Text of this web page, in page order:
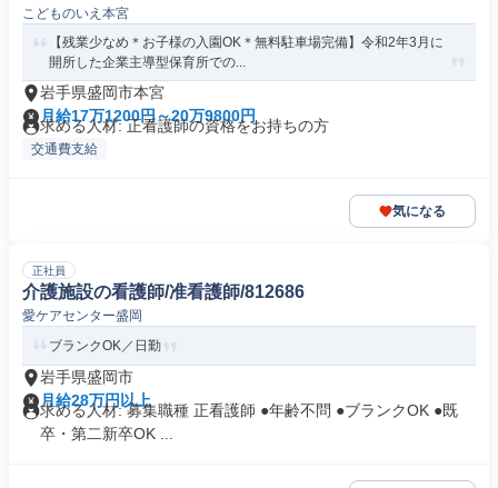
こどものいえ本宮
【残業少なめ＊お子様の入園OK＊無料駐車場完備】令和2年3月に
開所した企業主導型保育所での...
岩手県盛岡市本宮
月給17万1200円～20万9800円
求める人材: 正看護師の資格をお持ちの方
交通費支給
気になる
正社員
介護施設の看護師/准看護師/812686
愛ケアセンター盛岡
ブランクOK／日勤
岩手県盛岡市
月給28万円以上
求める人材: 募集職種 正看護師 ●年齢不問 ●ブランクOK ●既
卒・第二新卒OK ...